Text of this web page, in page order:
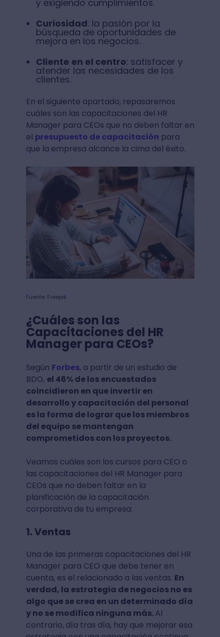
y exigiendo cumplimientos.
Curiosidad: la pasión por la
búsqueda de oportunidades de
mejora en los negocios.
Cliente en el centro: satisfacer y
atender las necesidades de los
clientes.
En el siguiente apartado, repasaremos
cuáles son las capacitaciones del HR
Manager para CEOs que no deben faltar en
el presupuesto de capacitación para
que la empresa alcance la cima del éxito.
Fuente: Freepik
¿Cuáles son las
Capacitaciones del HR
Manager para CEOs?
Según Forbes, a partir de un estudio de
BDO, el 46% de los encuestados
coincidieron en que invertir en
desarrollo y capacitación del personal
es la forma de lograr que los miembros
del equipo se mantengan
comprometidos con los proyectos.
Veamos cuáles son los cursos para CEO o
las capacitaciones del HR Manager para
CEOs que no deben faltar en la
planificación de la capacitación
corporativa de tu empresa:
1. Ventas
Una de las primeras capacitaciones del HR
Manager para CEO que debe tener en
cuenta, es el relacionado a las ventas. En
verdad, la estrategia de negocios no es
algo que se crea en un determinado día
y no se modifica ninguna más.Al
contrario, día tras día, hay que mejorar esa